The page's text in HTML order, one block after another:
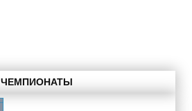
ЧЕМПИОНАТЫ